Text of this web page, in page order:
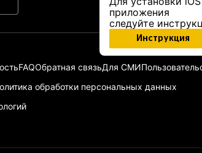
приложения
следуйте
Инструкция
FAQОбратная связьДля СМИ
обработки персональных данных